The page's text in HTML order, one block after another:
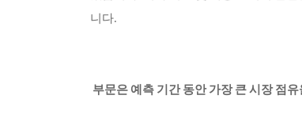
니다.
부문은 예측 기간 동안 가장 큰 시장 점